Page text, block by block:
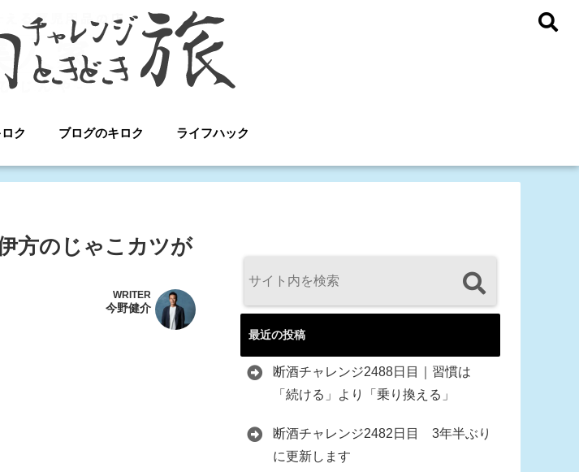
ク ブログのキロク ライフハック
方のじゃこカツが
WRITER
今野健介
最近の投稿
断酒チャレンジ2488日目｜習慣は
「続ける」より「乗り換える」
断酒チャレンジ2482日目 3年半ぶり
に更新します